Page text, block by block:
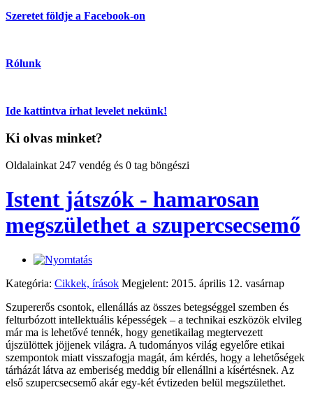
Szeretet földje a Facebook-on
Rólunk
Ide kattintva írhat levelet nekünk!
Ki olvas minket?
Oldalainkat 247 vendég és 0 tag böngészi
Istent játszók - hamarosan
megszülethet a szupercsecsemő
Kategória: Cikkek, írások Megjelent: 2015. április 12. vasárnap
Szupererős csontok, ellenállás az összes betegséggel szemben és
felturbózott intellektuális képességek – a technikai eszközök elvileg
már ma is lehetővé tennék, hogy genetikailag megtervezett
újszülöttek jöjjenek világra. A tudományos világ egyelőre etikai
szempontok miatt visszafogja magát, ám kérdés, hogy a lehetőségek
tárházát látva az emberiség meddig bír ellenállni a kísértésnek. Az
első szupercsecsemő akár egy-két évtizeden belül megszülethet.